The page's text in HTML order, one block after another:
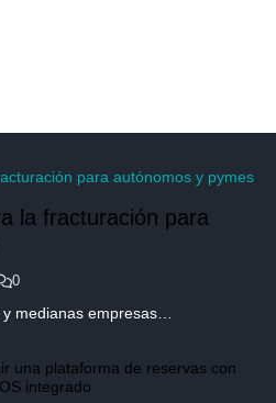
la fracturación para
0
medianas empresas…
una plataforma de reservas con
integrado